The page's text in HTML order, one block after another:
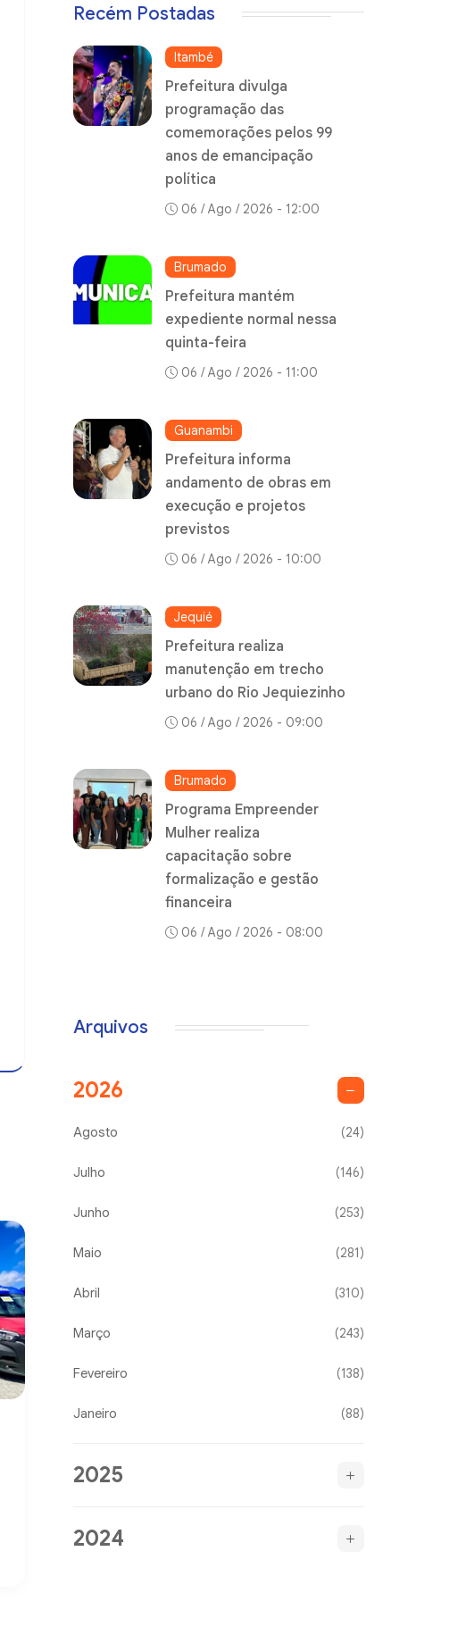
Recém Postadas
Itambé
Prefeitura divulga
programação das
comemorações pelos 99
anos de emancipação
política
06 / Ago / 2026 - 12:00
Brumado
Prefeitura mantém
expediente normal nessa
quinta-feira
06 / Ago / 2026 - 11:00
Guanambi
Prefeitura informa
andamento de obras em
execução e projetos
previstos
06 / Ago / 2026 - 10:00
Jequié
Prefeitura realiza
manutenção em trecho
urbano do Rio Jequiezinho
06 / Ago / 2026 - 09:00
Brumado
Programa Empreender
Mulher realiza
capacitação sobre
formalização e gestão
financeira
06 / Ago / 2026 - 08:00
Arquivos
2026
Agosto (24)
Julho (146)
Junho (253)
Maio (281)
Abril (310)
Março (243)
Fevereiro (138)
Janeiro (88)
2025
2024